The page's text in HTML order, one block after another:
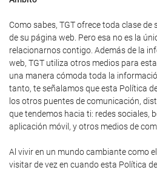
Como sabes, TGT ofrece toda clase
de su página web. Pero esa no es la
relacionarnos contigo. Además de la
web, TGT utiliza otros medios para
una manera cómoda toda la
tanto, te señalamos que esta Política
los otros puentes de comunicación,
que tendemos hacia ti: redes sociales,
aplicación móvil, y otros medios de
Al vivir en un mundo cambiante como
visitar de vez en cuando esta Política